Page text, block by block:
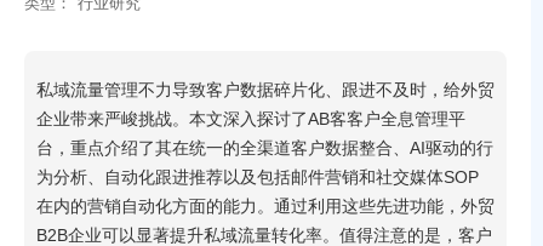
私域流量管理不力导致客户数据碎片化、跟进不及时，给外贸
企业带来严峻挑战。本文深入探讨了AB客客户全息管理平
台，重点介绍了其在统一的全渠道客户数据整合、AI驱动的行
为分析、自动化跟进推荐以及包括邮件营销和社交媒体SOP
在内的营销自动化方面的能力。通过利用这些先进功能，外贸
B2B企业可以显著提升私域流量转化率。值得注意的是，客户